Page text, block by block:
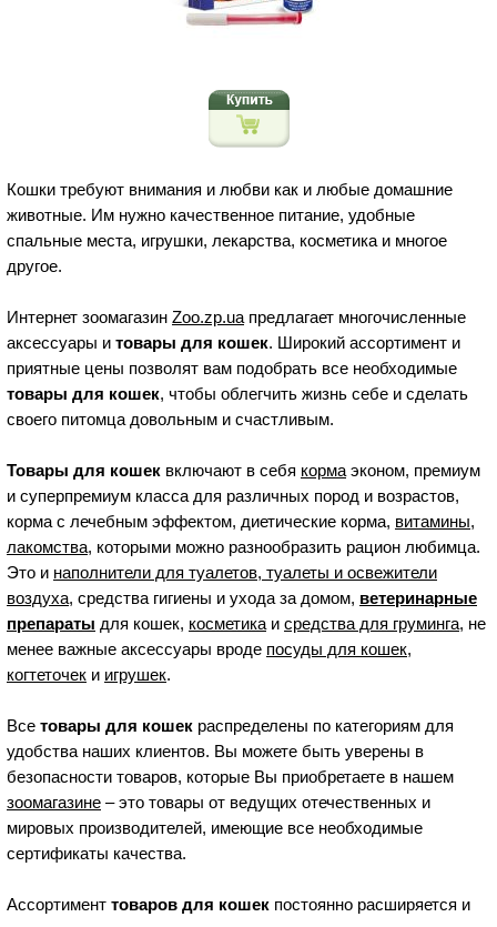
Кошки требуют внимания и любви как и любые домашние
животные. Им нужно качественное питание, удобные
спальные места, игрушки, лекарства, косметика и многое
другое.
Интернет зоомагазин Zoo.zp.ua предлагает многочисленные
аксессуары и товары для кошек. Широкий ассортимент и
приятные цены позволят вам подобрать все необходимые
товары для кошек, чтобы облегчить жизнь себе и сделать
своего питомца довольным и счастливым.
Товары для кошек включают в себя корма эконом, премиум
и суперпремиум класса для различных пород и возрастов,
корма с лечебным эффектом, диетические корма, витамины,
лакомства, которыми можно разнообразить рацион любимца.
Это и наполнители для туалетов, туалеты и освежители
воздуха, средства гигиены и ухода за домом, ветеринарные
препараты для кошек, косметика и средства для груминга, не
менее важные аксессуары вроде посуды для кошек,
когтеточек и игрушек.
Все товары для кошек распределены по категориям для
удобства наших клиентов. Вы можете быть уверены в
безопасности товаров, которые Вы приобретаете в нашем
зоомагазине – это товары от ведущих отечественных и
мировых производителей, имеющие все необходимые
сертификаты качества.
Ассортимент товаров для кошек постоянно расширяется и